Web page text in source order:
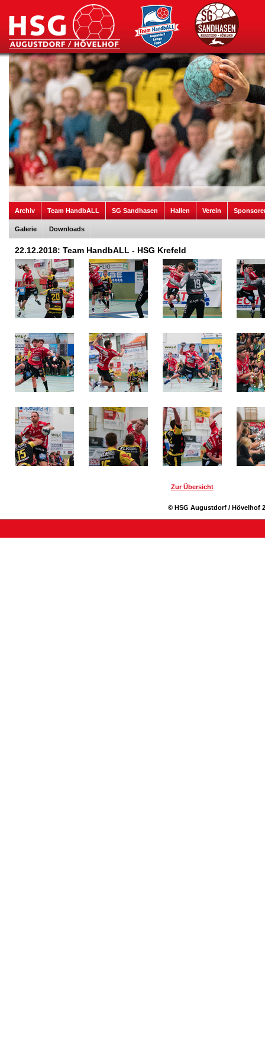
Archiv Team HandbALL SG Sandhasen Hallen Verein
Galerie Downloads
22.12.2018: Team HandbALL - HSG Krefeld
Zur Übersicht
© HSG Augustdorf / Hövelhof